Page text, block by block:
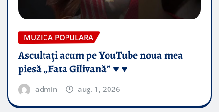
MUZICA POPULARA
Ascultați acum pe YouTube noua mea
piesă „Fata Gilivană” ♥️ ♥️
admin aug. 1, 2026